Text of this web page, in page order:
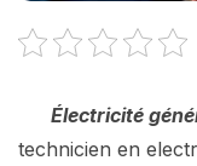
Électricité
technicien en